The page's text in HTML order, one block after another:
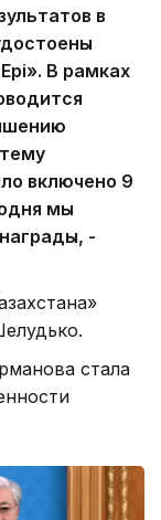
в
В рамках
включено 9
мы
-
стала